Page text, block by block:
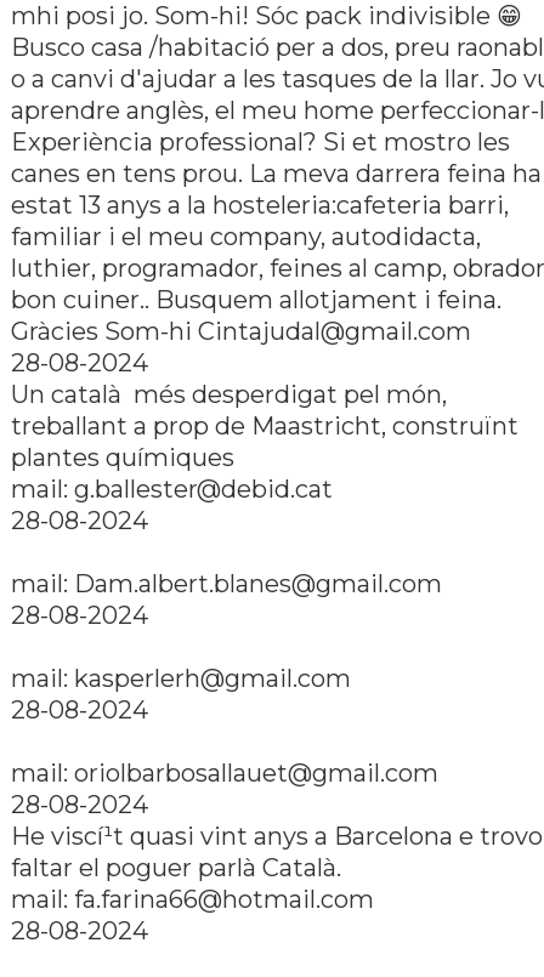
mhi posi jo. Som-hi! Sóc pack indivisible 😁
Busco casa /habitació per a dos, preu
o a canvi d'ajudar a les tasques de la llar. Jo
aprendre anglès, el meu home perfeccionar-
Experiència professional? Si et mostro les
canes en tens prou. La meva darrera feina ha
estat 13 anys a la hosteleria:cafeteria barri,
familiar i el meu company, autodidacta,
luthier, programador, feines al camp,
bon cuiner.. Busquem allotjament i feina.
Gràcies Som-hi Cintajudal@gmail.com
28-08-2024
Un català més desperdigat pel món,
treballant a prop de Maastricht, construïnt
plantes quí­miques
mail: g.ballester@debid.cat
28-08-2024
mail: Dam.albert.blanes@gmail.com
28-08-2024
mail: kasperlerh@gmail.com
28-08-2024
mail: oriolbarbosallauet@gmail.com
28-08-2024
He viscí¹t quasi vint anys a Barcelona e
faltar el poguer parlà Català.
mail: fa.farina66@hotmail.com
28-08-2024